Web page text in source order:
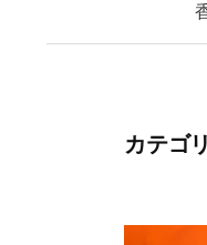
カテゴ